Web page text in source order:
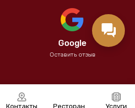
Google
Оставить отзыв
Контакты Ресторан Услуги